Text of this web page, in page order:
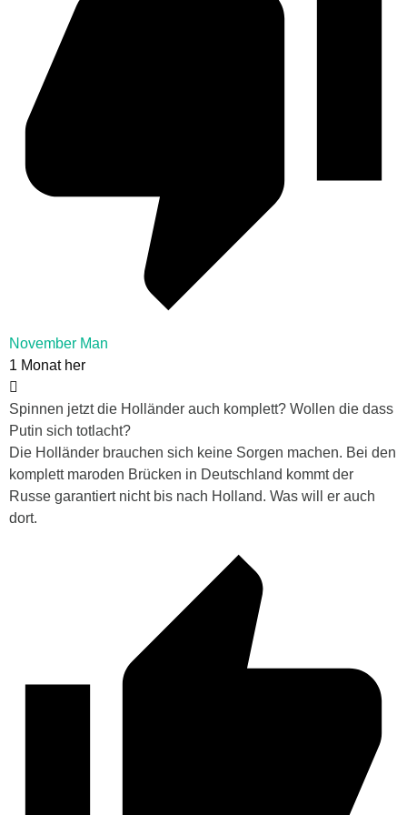
November Man
1 Monat her
Spinnen jetzt die Holländer auch komplett? Wollen die dass
Putin sich totlacht?
Die Holländer brauchen sich keine Sorgen machen. Bei den
komplett maroden Brücken in Deutschland kommt der
Russe garantiert nicht bis nach Holland. Was will er auch
dort.